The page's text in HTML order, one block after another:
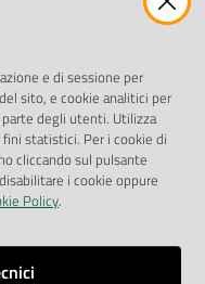
e di sessione per
sito, e cookie analitici per
degli utenti. Utilizza
statistici. Per i cookie di
cliccando sul pulsante
i cookie oppure
Policy.